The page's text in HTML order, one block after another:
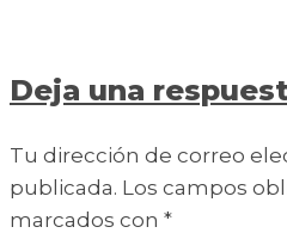
Deja una
Tu dirección de correo
publicada. Los campos
marcados con *